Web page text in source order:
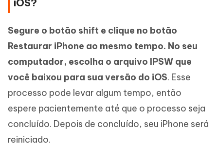
iOS?
Segure o botão shift e clique no botão
Restaurar iPhone ao mesmo tempo. No seu
computador, escolha o arquivo IPSW que
você baixou para sua versão do iOS. Esse
processo pode levar algum tempo, então
espere pacientemente até que o processo seja
concluído. Depois de concluído, seu iPhone será
reiniciado.